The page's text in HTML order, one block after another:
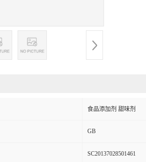
食品添加剂 甜味剂
GB
SC20137028501461